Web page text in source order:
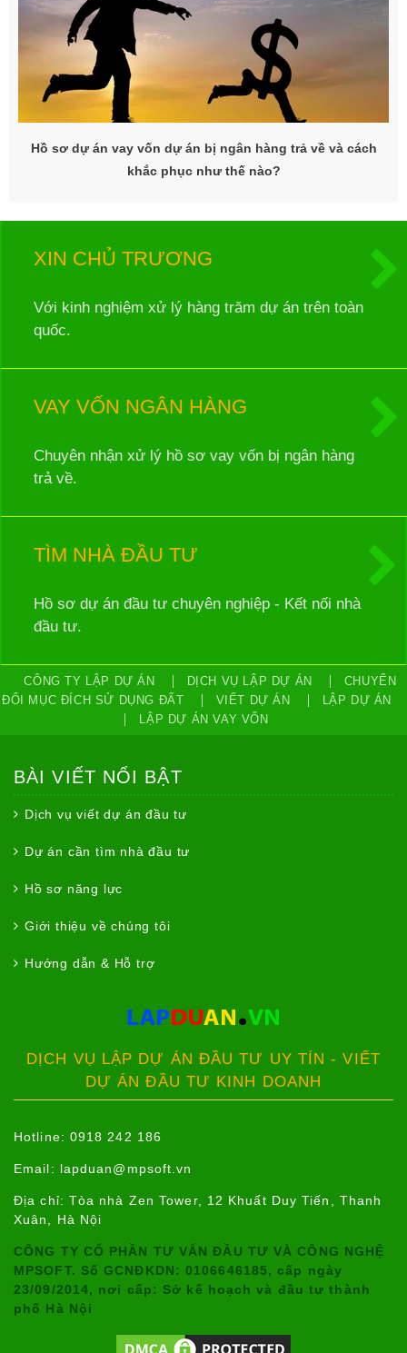
Hồ sơ dự án vay vốn dự án bị ngân hàng trả về và cách
khắc phục như thế nào?
XIN CHỦ TRƯƠNG
Với kinh nghiệm xử lý hàng trăm dự án trên toàn
quốc.
VAY VỐN NGÂN HÀNG
Chuyên nhận xử lý hồ sơ vay vốn bị ngân hàng
trả về.
TÌM NHÀ ĐẦU TƯ
Hồ sơ dự án đầu tư chuyên nghiệp - Kết nối nhà
đầu tư.
CÔNG TY LẬP DỰ ÁN DỊCH VỤ LẬP DỰ ÁN
CHUYỂN
ĐỔI MỤC ĐÍCH SỬ DỤNG ĐẤT
VIẾT DỰ ÁN
LẬP DỰ ÁN
LẬP DỰ ÁN VAY VỐN
BÀI VIẾT NỔI BẬT
Dịch vụ viết dự án đầu tư
Dự án cần tìm nhà đầu tư
Hồ sơ năng lực
Giới thiệu về chúng tôi
Hướng dẫn & Hỗ trợ
DỊCH VỤ LẬP DỰ ÁN ĐẦU TƯ UY TÍN - VIẾT
DỰ ÁN ĐẦU TƯ KINH DOANH
Hotline: 0918 242 186
Email: lapduan@mpsoft.vn
Địa chỉ: Tòa nhà Zen Tower, 12 Khuất Duy Tiến, Thanh
Xuân, Hà Nội
CÔNG TY CỔ PHẦN TƯ VẤN ĐẦU TƯ VÀ CÔNG NGHỆ
MPSOFT. Số GCNĐKDN: 0106646185, cấp ngày
23/09/2014, nơi cấp: Sở kế hoạch và đầu tư thành
phố Hà Nội